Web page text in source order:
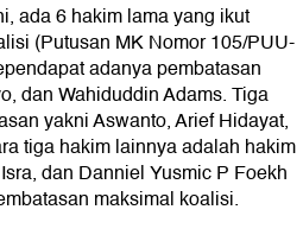
ada 6 hakim lama yang ikut
(Putusan MK Nomor 105/PUU-
adanya pembatasan
dan Wahiduddin Adams. Tiga
yakni Aswanto, Arief Hidayat,
tiga hakim lainnya adalah hakim
dan Danniel Yusmic P Foekh
maksimal koalisi.